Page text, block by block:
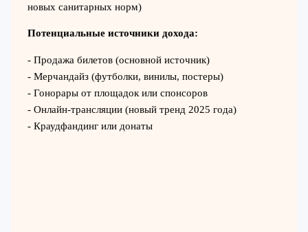
новых санитарных норм)
Потенциальные источники дохода:
- Продажа билетов (основной источник)
- Мерчандайз (футболки, винилы, постеры)
- Гонорары от площадок или спонсоров
- Онлайн-трансляции (новый тренд 2025 года)
- Краудфандинг или донаты